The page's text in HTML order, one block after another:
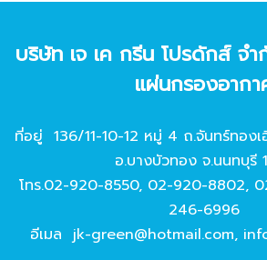
บริษัท เจ เค กรีน โปรดักส์ จํ
แผ่นกรองอาก
ที่อยู่ 136/11-10-12 หมู่ 4 ถ.จันทร์ทอง
อ.บางบัวทอง จ.นนทบุรี
โทร.02-920-8550, 02-920-8802,
246-6996
อีเมล jk-green@hotmail.com,